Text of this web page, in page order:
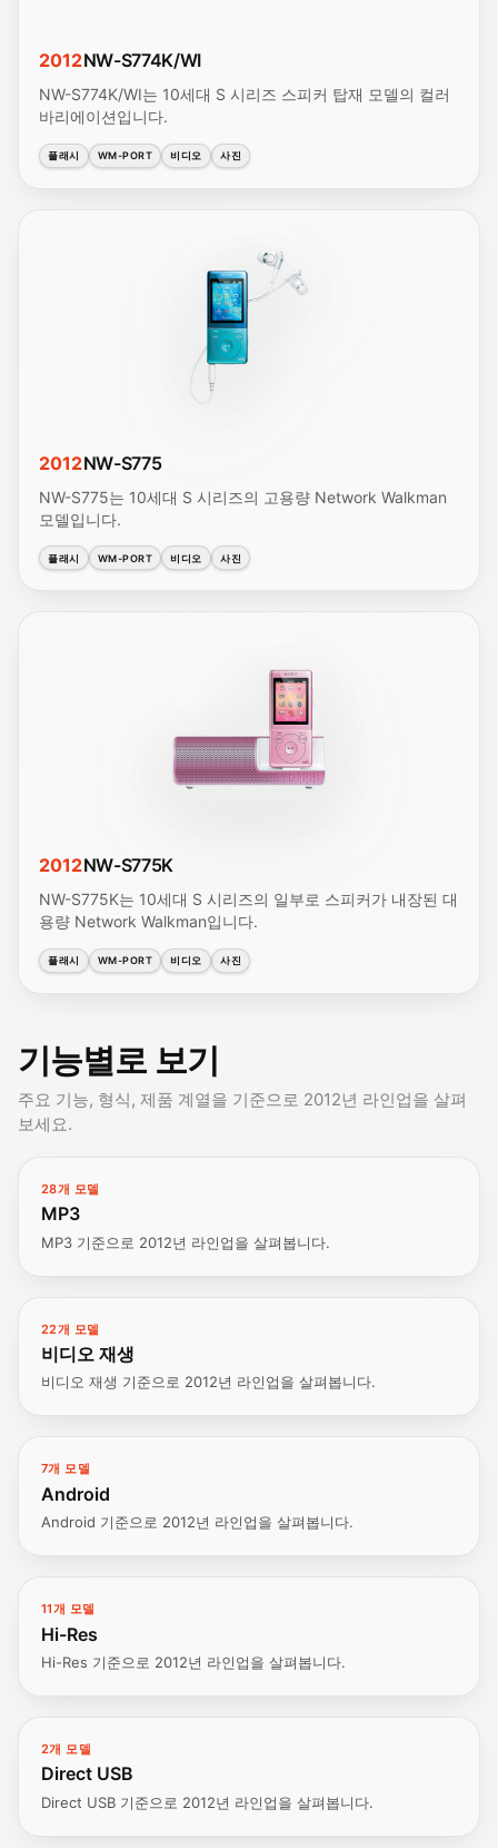
2012NW-S774K/WI
NW-S774K/WI는 10세대 S 시리즈 스피커 탑재 모델의 컬러
바리에이션입니다.
플래시 WM-PORT 비디오 사진
2012NW-S775
NW-S775는 10세대 S 시리즈의 고용량 Network Walkman
모델입니다.
플래시 WM-PORT 비디오 사진
2012NW-S775K
NW-S775K는 10세대 S 시리즈의 일부로 스피커가 내장된 대
용량 Network Walkman입니다.
플래시 WM-PORT 비디오 사진
기능별로 보기
주요 기능, 형식, 제품 계열을 기준으로 2012년 라인업을 살펴
보세요.
28개 모델
MP3
MP3 기준으로 2012년 라인업을 살펴봅니다.
22개 모델
비디오 재생
비디오 재생 기준으로 2012년 라인업을 살펴봅니다.
7개 모델
Android
Android 기준으로 2012년 라인업을 살펴봅니다.
11개 모델
Hi-Res
Hi-Res 기준으로 2012년 라인업을 살펴봅니다.
2개 모델
Direct USB
Direct USB 기준으로 2012년 라인업을 살펴봅니다.